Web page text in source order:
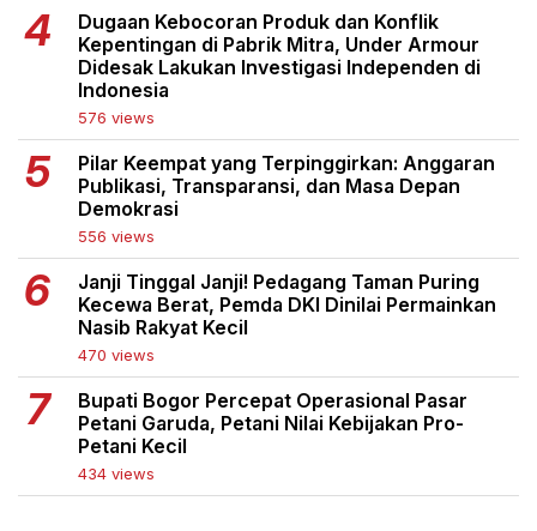
Dugaan Kebocoran Produk dan Konflik
Kepentingan di Pabrik Mitra, Under Armour
Didesak Lakukan Investigasi Independen di
Indonesia
576 views
Pilar Keempat yang Terpinggirkan: Anggaran
Publikasi, Transparansi, dan Masa Depan
Demokrasi
556 views
Janji Tinggal Janji! Pedagang Taman Puring
Kecewa Berat, Pemda DKI Dinilai Permainkan
Nasib Rakyat Kecil
470 views
Bupati Bogor Percepat Operasional Pasar
Petani Garuda, Petani Nilai Kebijakan Pro-
Petani Kecil
434 views